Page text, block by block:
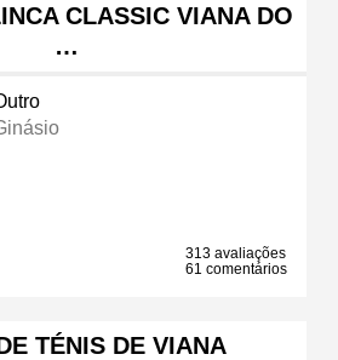
CLASSIC VIANA DO
…
313 avaliações
61 comentários
TÉNIS DE VIANA